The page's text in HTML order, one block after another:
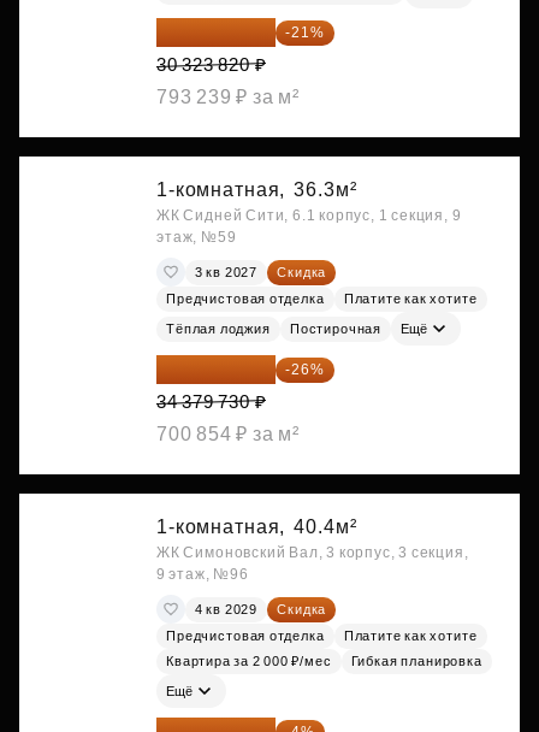
23 955 818 ₽ -21%
30 323 820 ₽
793 239 ₽ за м²
1-комнатная, 36.3м²
ЖК Сидней Сити, 6.1 корпус, 1 секция, 9
этаж, №59
3 кв 2027
Скидка
Предчистовая отделка
Платите как хотите
Тёплая лоджия Постирочная Ещё
25 441 000 ₽ -26%
34 379 730 ₽
700 854 ₽ за м²
1-комнатная, 40.4м²
ЖК Симоновский Вал, 3 корпус, 3 секция,
9 этаж, №96
4 кв 2029
Скидка
Предчистовая отделка
Платите как хотите
Квартира за 2 000 ₽/мес
Гибкая планировка
Ещё